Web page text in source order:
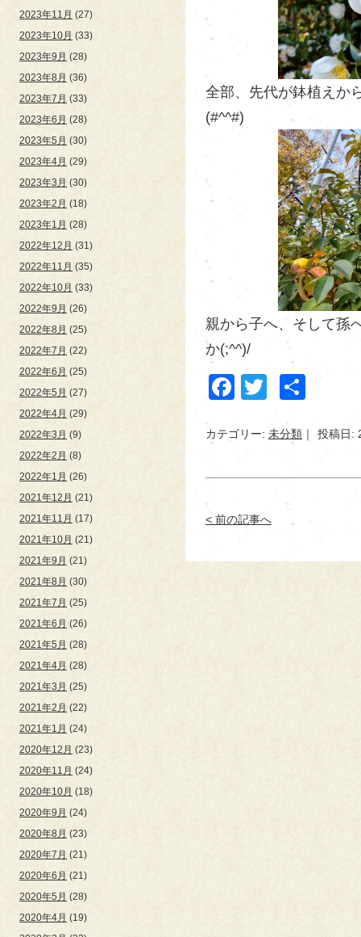
2023年11月 (27)
2023年10月 (33)
2023年9月 (28)
2023年8月 (36)
2023年7月 (33)
2023年6月 (28)
2023年5月 (30)
2023年4月 (29)
2023年3月 (30)
2023年2月 (18)
2023年1月 (28)
2022年12月 (31)
2022年11月 (35)
2022年10月 (33)
2022年9月 (26)
2022年8月 (25)
2022年7月 (22)
2022年6月 (25)
2022年5月 (27)
2022年4月 (29)
2022年3月 (9)
2022年2月 (8)
2022年1月 (26)
2021年12月 (21)
2021年11月 (17)
2021年10月 (21)
2021年9月 (21)
2021年8月 (30)
2021年7月 (25)
2021年6月 (26)
2021年5月 (28)
2021年4月 (28)
2021年3月 (25)
2021年2月 (22)
2021年1月 (24)
2020年12月 (23)
2020年11月 (24)
2020年10月 (18)
2020年9月 (24)
2020年8月 (23)
2020年7月 (21)
2020年6月 (21)
2020年5月 (28)
2020年4月 (19)
全部、先代が鉢植えか
(#^^#)
親から子へ、そして孫
か(;^^)/
Facebook
Twitter
カテゴリー: 未分類 投稿日:
< 前の記事へ